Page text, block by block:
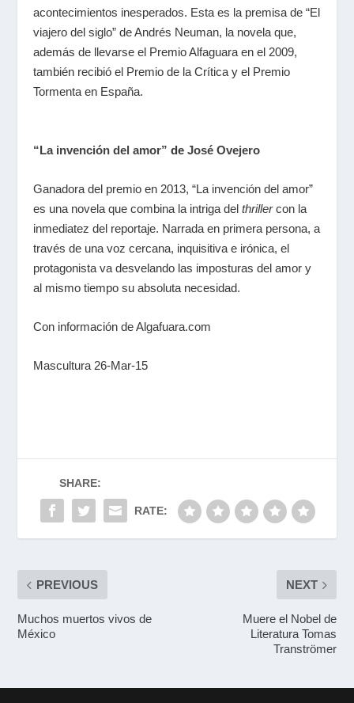
acontecimientos inesperados. Esta es la premisa de “El
viajero del siglo” de Andrés Neuman, la novela que,
además de llevarse el Premio Alfaguara en el 2009,
también recibió el Premio de la Crítica y el Premio
Tormenta en España.
“La invención del amor” deJosé Ovejero
Ganadora del premio en 2013, “La invención del amor”
es una novela que combina la intriga delthrillercon la
inmediatez del reportaje. Narrada en primera persona, a
través de una voz cercana, inquisitiva e irónica, el
protagonista va desvelando las imposturas del amor y
al mismo tiempo su absoluta necesidad.
Con información de Algafuara.com
Mascultura 26-Mar-15
SHARE:
RATE:
PREVIOUS
Muchos muertos vivos de
México
NEXT
Muere el Nobel de
Literatura Tomas
Tranströmer